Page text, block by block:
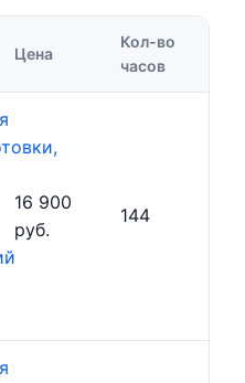
Цена
Кол-во
часов
16 900
руб.
144